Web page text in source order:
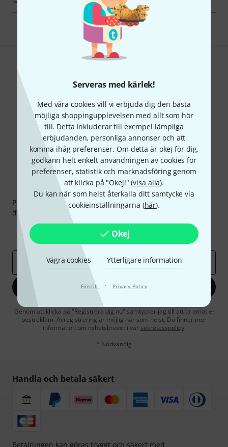
Serveras med kärlek!
Med våra cookies vill vi erbjuda dig den bästa
möjliga shoppingupplevelsen med allt som hör
till. Detta inkluderar till exempel lämpliga
erbjudanden, personliga annonser och att
komma ihåg preferenser. Om detta är okej för dig,
godkänn helt enkelt användningen av cookies för
preferenser, statistik och marknadsföring genom
att klicka på "Okej!" (visa alla).
Du kan när som helst återkalla ditt samtycke via
cookieinställningarna (här).
Okej
Vägra cookies Ytterligare information
Finstilt · Privacy Policy
Dela
Thomann nyhetsbrev
Prenumererar på Thomanns Nyhetsbrev på engelska och
du kan med lite tur vinna en
50 kupong
Inspirerande inlägg
Erbjudanden
Thomann Insikter
E-postadress *
Registrera dig nu
Genom att klicka på "Registrera dig nu" samtycker jag till att ta emot e-
postreklam. Avregistrering är möjlig när som helst. Du finner mer
information om nyhetsbrevet i vår sekretesspolicy.
* Nödvändig
Handla och betala säkert
Betalningen kan göras tryggt och säkert med